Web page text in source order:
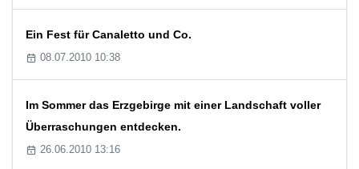
Ein Fest für Canaletto und Co.
08.07.2010 10:38
Im Sommer das Erzgebirge mit einer Landschaft voller
Überraschungen entdecken.
26.06.2010 13:16